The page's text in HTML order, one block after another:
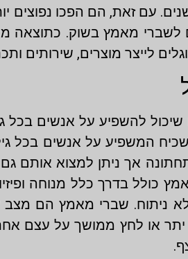
עם זאת, הם הפכו נפוצים
לשברי מאמץ בשוק. כתוצאה
לייצר מוצרים, שירותים
להשפיע על אנשים בכל
המשפיע על אנשים בכל גיל
אך ניתן למצוא אותם
כולל בדרך כלל מנוחה
ניתוח. שברי מאמץ הם מצב
יתר או לחץ ממושך על עצם